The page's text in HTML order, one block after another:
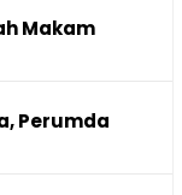
Makam
Perumda